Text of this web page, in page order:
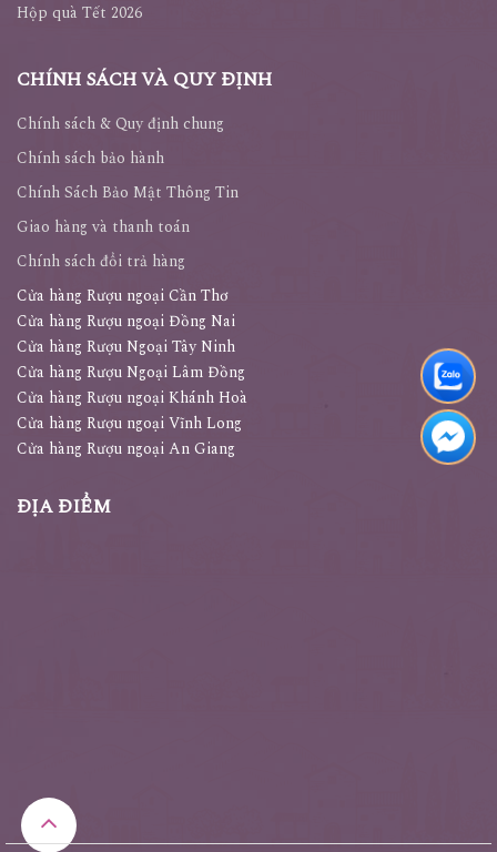
Hộp quà Tết 2026
CHÍNH SÁCH VÀ QUY ĐỊNH
Chính sách & Quy định chung
Chính sách bảo hành
Chính Sách Bảo Mật Thông Tin
Giao hàng và thanh toán
Chính sách đổi trả hàng
Cửa hàng Rượu ngoại Cần Thơ
Cửa hàng Rượu ngoại Đồng Nai
Cửa hàng Rượu Ngoại Tây Ninh
Cửa hàng Rượu Ngoại Lâm Đồng
Cửa hàng Rượu ngoại Khánh Hoà
Cửa hàng Rượu ngoại Vĩnh Long
Cửa hàng Rượu ngoại An Giang
ĐỊA ĐIỂM